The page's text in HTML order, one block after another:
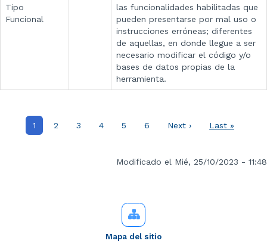
Tipo
Funcional
las funcionalidades habilitadas que
pueden presentarse por mal uso o
instrucciones erróneas; diferentes
de aquellas, en donde llegue a ser
necesario modificar el código y/o
bases de datos propias de la
herramienta.
Paginación
Página
actual
1 Página
2 Página
3 Página
4 Página
5 Página
6
Siguiente
Next ›
Última
Last »
Modificado el Mié, 25/10/2023 - 11:48
Mapa del sitio